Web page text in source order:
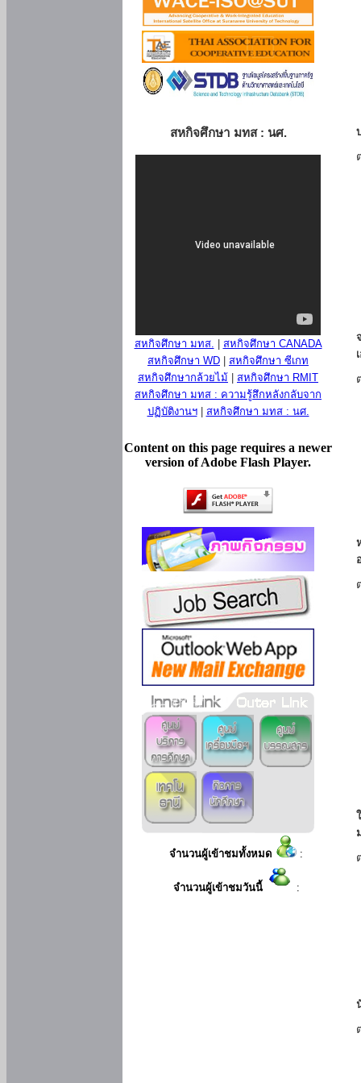
สหกิจศึกษา มทส : นศ.
สหกิจศึกษา มทส.
สหกิจศึกษา CANADA
สหกิจศึกษา WD
สหกิจศึกษา ซีเกท
สหกิจศึกษากล้วยไม้
สหกิจศึกษา RMIT
สหกิจศึกษา มทส : ความรู้สึกหลังกลับจาก
ปฏิบัติงานฯ| สหกิจศึกษา มทส : นศ.
Content on this page requires a newer
version of Adobe Flash Player.
จำนวนผู้เข้าชมทั้งหมด :
จำนวนผู้เข้าชมวันนี้ :